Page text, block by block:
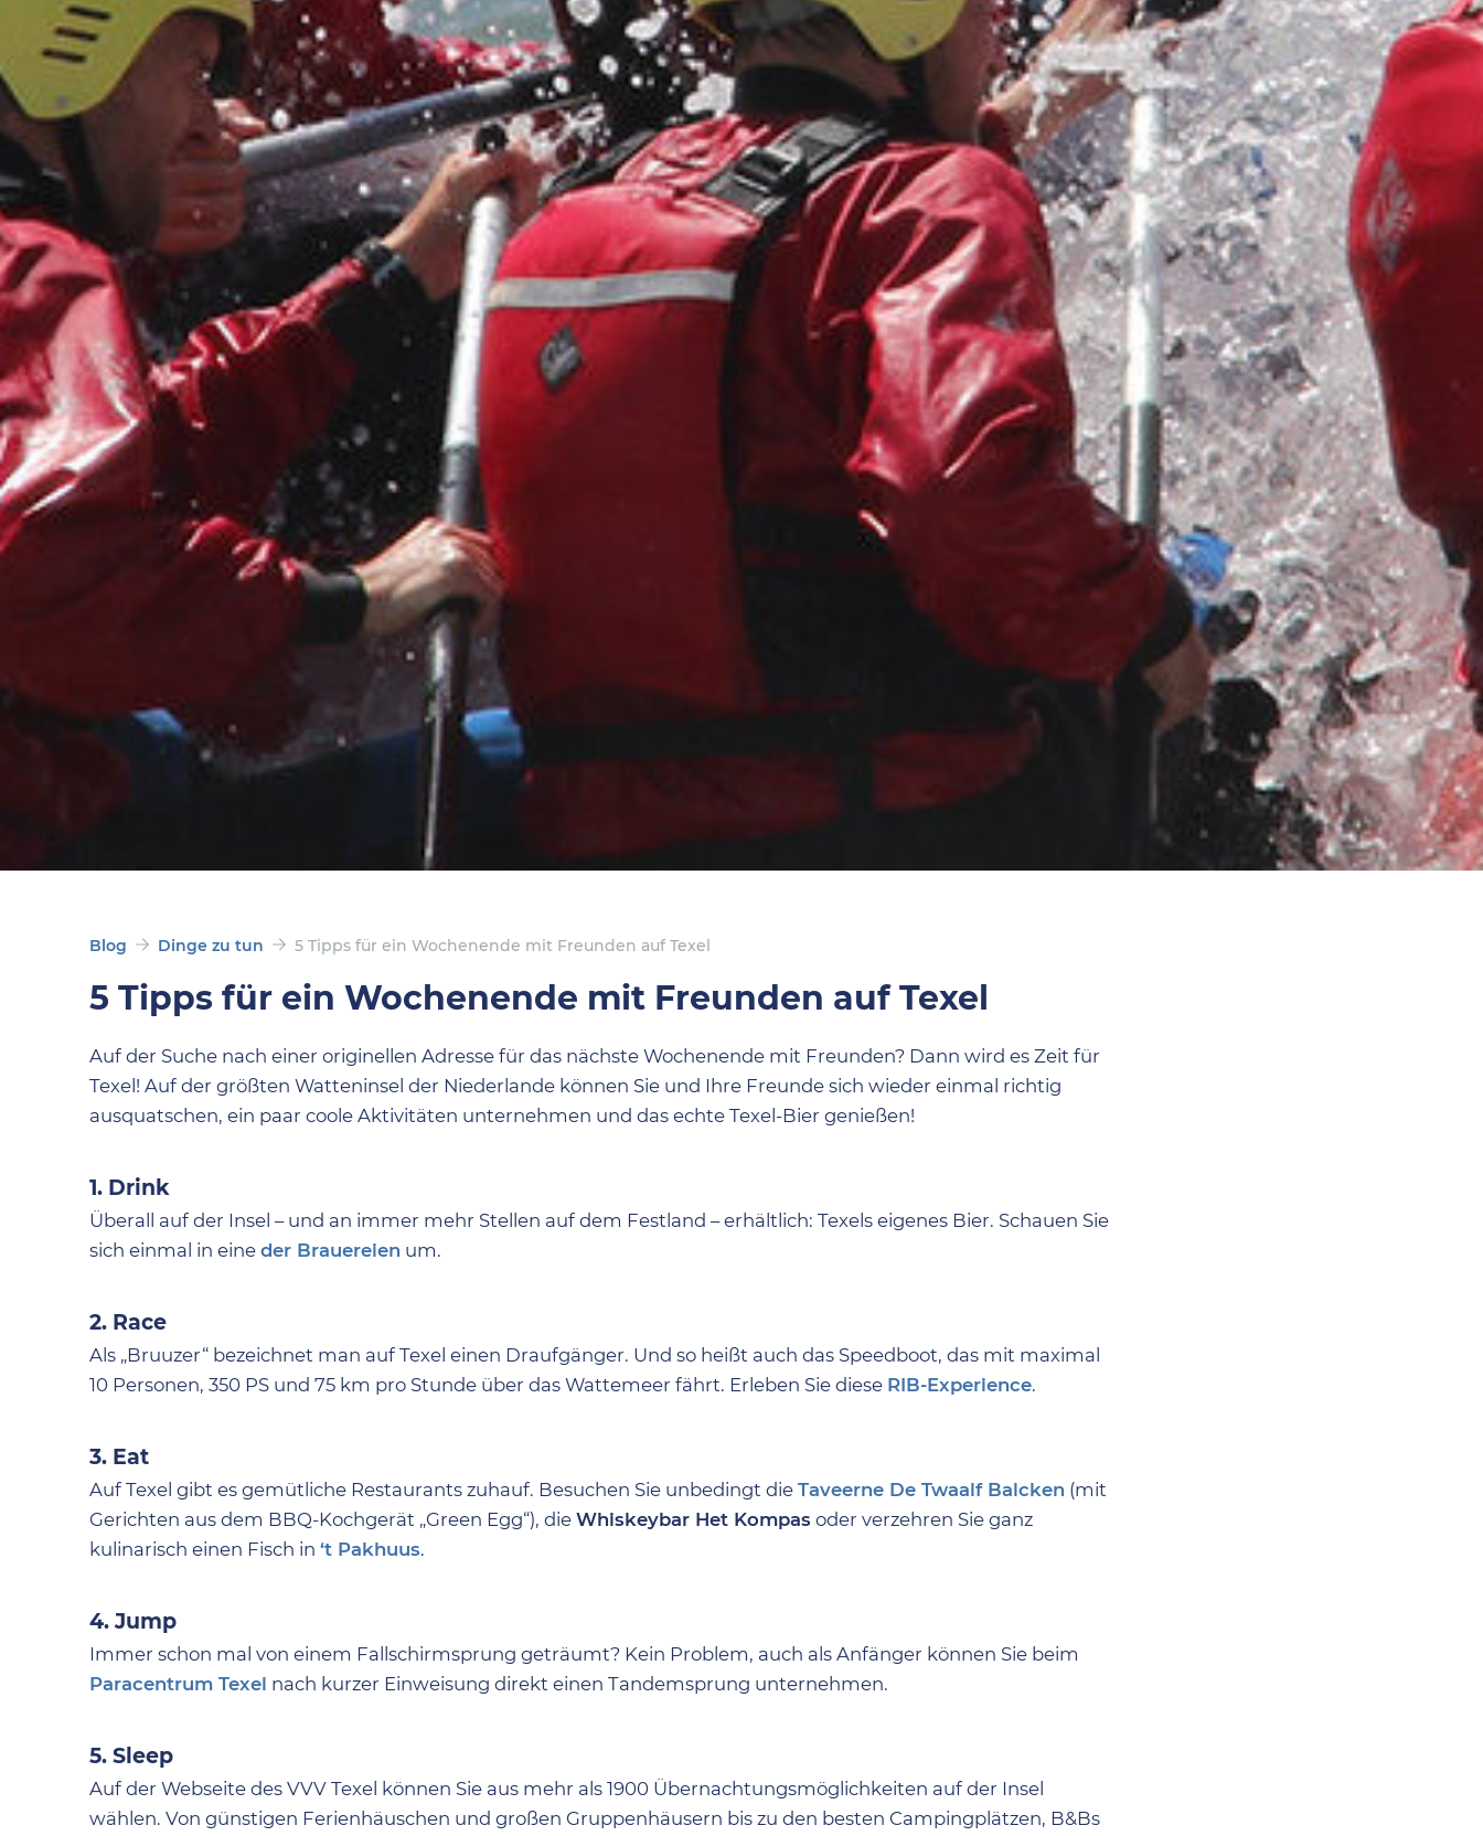
Blog Dinge zu tun 5 Tipps für ein Wochenende mit Freunden auf Texel
5 Tipps für ein Wochenende mit Freunden auf Texel
Auf der Suche nach einer originellen Adresse für das nächste Wochenende mit Freunden? Dann wird es Zeit für
Texel! Auf der größten Watteninsel der Niederlande können Sie und Ihre Freunde sich wieder einmal richtig
ausquatschen, ein paar coole Aktivitäten unternehmen und das echte Texel-Bier genießen!
1. Drink
Überall auf der Insel – und an immer mehr Stellen auf dem Festland – erhältlich: Texels eigenes Bier. Schauen Sie
sich einmal in eineder Brauereien um.
2. Race
Als „Bruuzer“ bezeichnet man auf Texel einen Draufgänger. Und so heißt auch das Speedboot, das mit maximal
10 Personen, 350 PS und 75 km pro Stunde über das Wattemeer fährt. Erleben Sie diese RIB-Experience.
3. Eat
Auf Texel gibt es gemütliche Restaurants zuhauf. Besuchen Sie unbedingt dieTaveerne De Twaalf Balcken (mit
Gerichten aus dem BBQ-Kochgerät „Green Egg“), dieWhiskeybar Het Kompas oder verzehren Sie ganz
kulinarisch einen Fisch in‘t Pakhuus.
4. Jump
Immer schon mal von einem Fallschirmsprung geträumt? Kein Problem, auch als Anfänger können Sie beim
Paracentrum Texel nach kurzer Einweisung direkt einen Tandemsprung unternehmen.
5. Sleep
Auf der Webseite des VVV Texel können Sie aus mehr als 1900 Übernachtungsmöglichkeiten auf der Insel
wählen. Von günstigen Ferienhäuschen und großen Gruppenhäusern bis zu den besten Campingplätzen, B&Bs